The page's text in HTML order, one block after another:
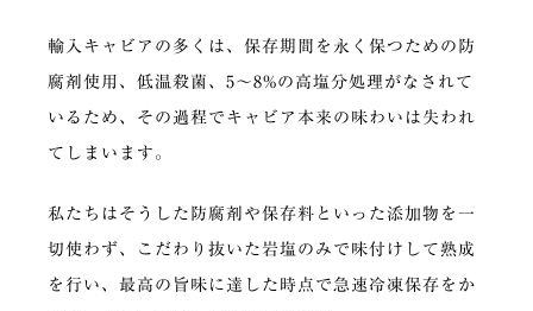
輸入キャビアの多くは、保存期間を永く保つための防
腐剤使用、低温殺菌、5～8%の高塩分処理がなされて
いるため、その過程でキャビア本来の味わいは失われ
てしまいます。
私たちはそうした防腐剤や保存料といった添加物を一
切使わず、こだわり抜いた岩塩のみで味付けして熟成
を行い、最高の旨味に達した時点で急速冷凍保存をか